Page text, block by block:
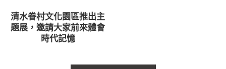
清水眷村文化園區推出主
題展，邀請大家前來體會
時代記憶